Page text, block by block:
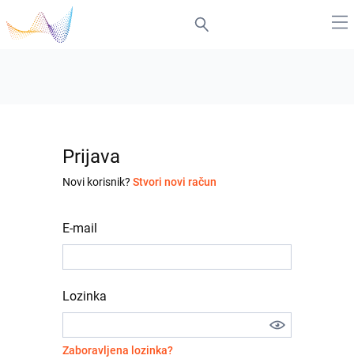
Prijava
Novi korisnik? Stvori novi račun
E-mail
Lozinka
Zaboravljena lozinka?